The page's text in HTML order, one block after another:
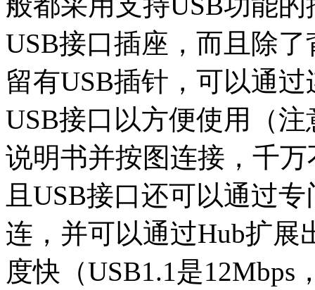
USB接口插座，而且除
留有USB插针，可以通
USB接口以方便使用（
说明书并按图连接，千
且USB接口还可以通过
连，并可以通过Hub扩展
度快（USB1.1是12Mbps